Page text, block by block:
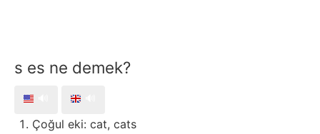
s es ne demek?
Çoğul eki: cat, cats